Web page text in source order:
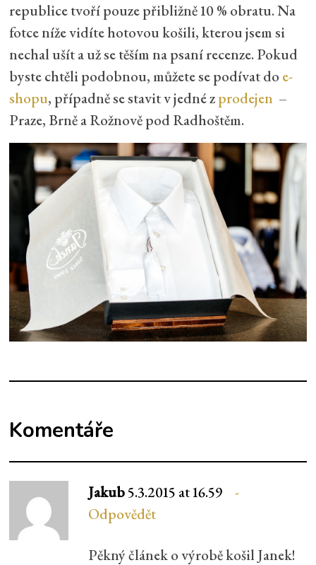
republice tvoří pouze přibližně 10 % obratu. Na
fotce níže vidíte hotovou košili, kterou jsem si
nechal ušít a už se těším na psaní recenze. Pokud
byste chtěli podobnou, můžete se podívat do e-
shopu, případně se stavit v jedné zprodejen –
Praze, Brně a Rožnově pod Radhoštěm.
Komentáře
Jakub5.3.2015 at 16.59
Odpovědět
Pěkný článek o výrobě košil Janek!